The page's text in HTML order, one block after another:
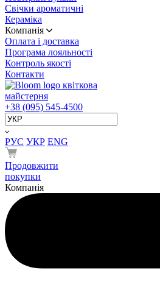
Свічки ароматичні
Кераміка
Компанія
Оплата і доставка
Програма лояльності
Контроль якості
Контакти
квіткова
майстерня
+38 (095) 545-4500
РУС УКР ENG
Продовжити
покупки
Компанія